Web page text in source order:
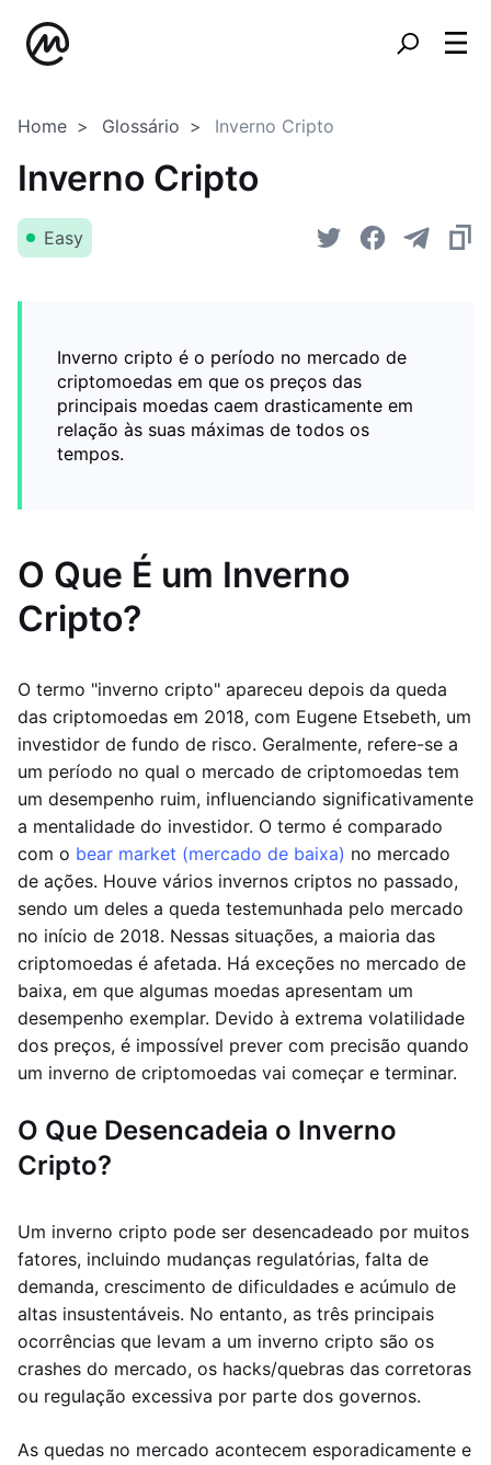
Home Glossário Inverno Cripto
Inverno Cripto
Easy
Inverno cripto é o período no mercado de
criptomoedas em que os preços das
principais moedas caem drasticamente em
relação às suas máximas de todos os
tempos.
O Que É um Inverno
Cripto?
O termo "inverno cripto" apareceu depois da queda
das criptomoedas em 2018, com Eugene Etsebeth, um
investidor de fundo de risco. Geralmente, refere-se a
um período no qual o mercado de criptomoedas tem
um desempenho ruim, influenciando significativamente
a mentalidade do investidor. O termo é comparado
com o bear market (mercado de baixa) no mercado
de ações. Houve vários invernos criptos no passado,
sendo um deles a queda testemunhada pelo mercado
no início de 2018. Nessas situações, a maioria das
criptomoedas é afetada. Há exceções no mercado de
baixa, em que algumas moedas apresentam um
desempenho exemplar. Devido à extrema volatilidade
dos preços, é impossível prever com precisão quando
um inverno de criptomoedas vai começar e terminar.
O Que Desencadeia o Inverno
Cripto?
Um inverno cripto pode ser desencadeado por muitos
fatores, incluindo mudanças regulatórias, falta de
demanda, crescimento de dificuldades e acúmulo de
altas insustentáveis. No entanto, as três principais
ocorrências que levam a um inverno cripto são os
crashes do mercado, os hacks/quebras das corretoras
ou regulação excessiva por parte dos governos.
As quedas no mercado acontecem esporadicamente e